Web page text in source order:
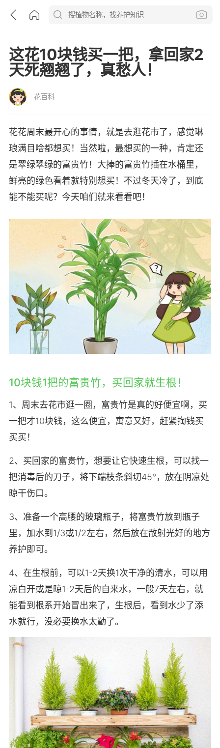
这花10块钱买一把，拿回家2
天死翘翘了，真愁人！
花百科
花花周末最开心的事情，就是去逛花市了，感觉琳
琅满目啥都想买！当然啦，最想买的一种，肯定还
是翠绿翠绿的富贵竹！大捧的富贵竹插在水桶里，
鲜亮的绿色看着就特别想买！不过冬天冷了，到底
能不能买呢？今天咱们就来看看吧！
10块钱1把的富贵竹，买回家就生根！
1、周末去花市逛一圈，富贵竹是真的好便宜啊，买
一把才10块钱，这么便宜，寓意又好，赶紧掏钱买
买买！
2、买回家的富贵竹，想要让它快速生根，可以找一
把消毒后的刀子，将下端枝条斜切45°，放在阴凉处
晾干伤口。
3、准备一个高腰的玻璃瓶子，将富贵竹放到瓶子
里，加水到1/3或1/2左右，然后放在散射光好的地方
养护即可。
4、在生根前，可以1-2天换1次干净的清水，可以用
凉白开或是晾1-2天后的自来水，一般7天左右，就
能看到根系开始冒出来了，生根后，看到水少了添
水就行，没必要换水太勤了。